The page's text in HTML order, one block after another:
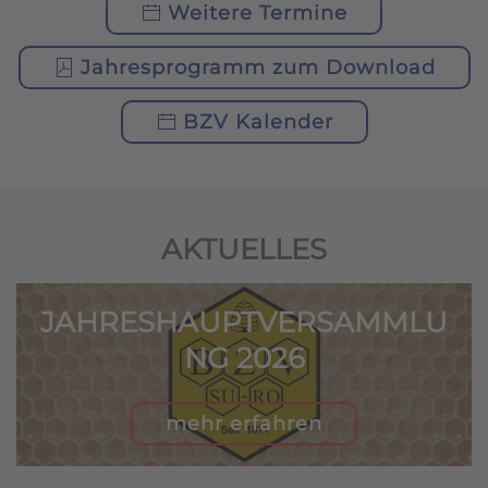
Weitere Termine
Jahresprogramm zum Download
BZV Kalender
AKTUELLES
JAHRESHAUPTVERSAMMLU
NG 2026
mehr erfahren